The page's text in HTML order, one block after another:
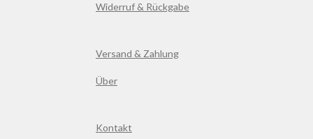
Widerruf & Rückgabe
Versand & Zahlung
Über
Kontakt